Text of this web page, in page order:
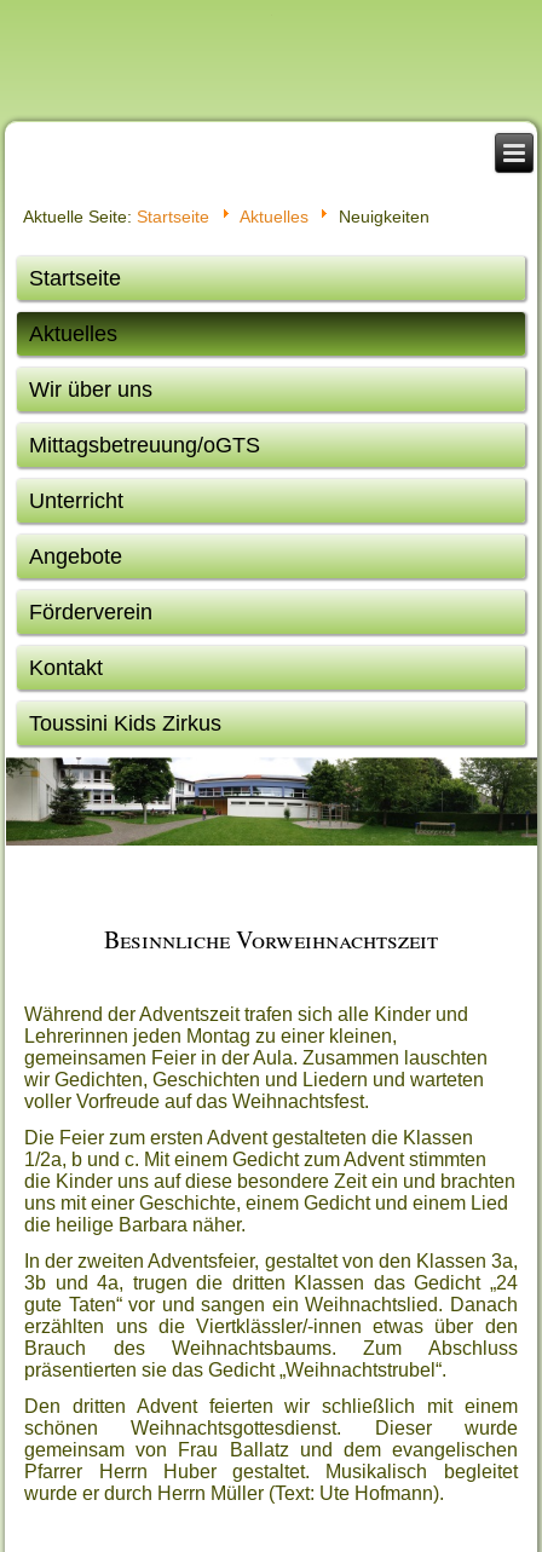
Aktuelle Seite:Startseite Aktuelles Neuigkeiten
Startseite
Aktuelles
Wir über uns
Mittagsbetreuung/oGTS
Unterricht
Angebote
Förderverein
Kontakt
Toussini Kids Zirkus
Besinnliche Vorweihnachtszeit
Während der Adventszeit trafen sich alle Kinder und
Lehrerinnen jeden Montag zu einer kleinen,
gemeinsamen Feier in der Aula. Zusammen lauschten
wir Gedichten, Geschichten und Liedern und warteten
voller Vorfreude auf das Weihnachtsfest.
Die Feier zum ersten Advent gestalteten die Klassen
1/2a, b und c. Mit einem Gedicht zum Advent stimmten
die Kinder uns auf diese besondere Zeit ein und brachten
uns mit einer Geschichte, einem Gedicht und einem Lied
die heilige Barbara näher.
In der zweiten Adventsfeier, gestaltet von den Klassen 3a,
3b und 4a, trugen die dritten Klassen das Gedicht „24
gute Taten“ vor und sangen ein Weihnachtslied. Danach
erzählten uns die Viertklässler/-innen etwas über den
Brauch des Weihnachtsbaums. Zum Abschluss
präsentierten sie das Gedicht „Weihnachtstrubel“.
Den dritten Advent feierten wir schließlich mit einem
schönen Weihnachtsgottesdienst. Dieser wurde
gemeinsam von Frau Ballatz und dem evangelischen
Pfarrer Herrn Huber gestaltet. Musikalisch begleitet
wurde er durch Herrn Müller (Text: Ute Hofmann).